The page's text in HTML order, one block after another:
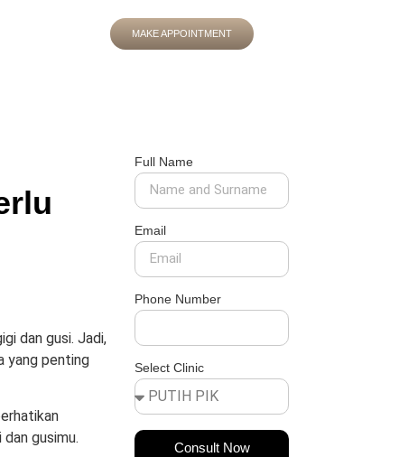
MAKE APPOINTMENT
dan gusi. Jadi,
yang penting
gusimu.
Full Name
Email
Phone Number
Select Clinic
Consult Now